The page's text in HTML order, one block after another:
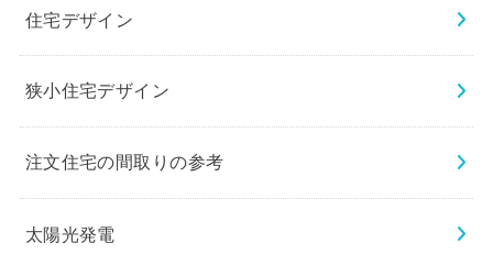
住宅デザイン
狭小住宅デザイン
注文住宅の間取りの参考
太陽光発電